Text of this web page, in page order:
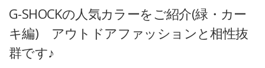
G-SHOCKの人気カラーをご紹介(緑・カー
キ編) アウトドアファッションと相性抜
群です♪